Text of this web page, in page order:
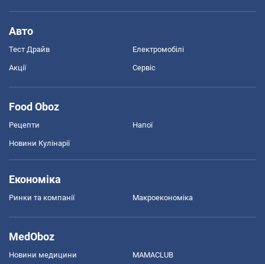
Авто
Тест Драйв Електромобілі
Акції Сервіс
Food Oboz
Рецепти Напої
Новини Кулінарії
Економіка
Ринки та компанії Макроекономіка
MedOboz
Новини медицини MAMACLUB